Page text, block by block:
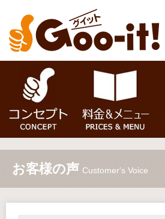
お客様の声 Customer's Voice